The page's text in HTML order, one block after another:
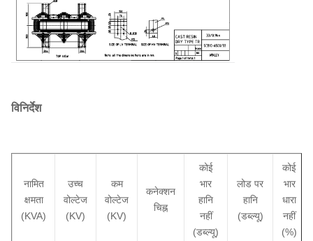
विनिर्देश
नामित
क्षमता
(KVA)
उच्च
वोल्टेज
(KV)
कम
वोल्टेज
(KV)
कनेक्शन
चिह्न
कोई
भार
हानि
नहीं
(डब्ल्यू)
लोड पर
हानि
(डब्ल्यू)
कोई
भार
धारा
नहीं
(%)